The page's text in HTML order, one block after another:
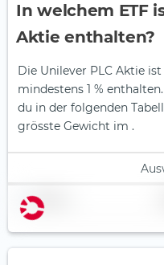
In welchem ETF
Aktie enthalten?
Die Unilever PLC Aktie
mindestens 1 %
du in der folgenden
grösste Gewicht im .
Name